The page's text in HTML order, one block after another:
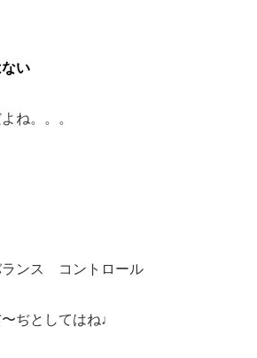
い
ね。。。
ンス コントロール
ぢとしてはね♩